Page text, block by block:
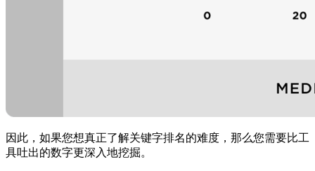
因此，如果您想真正了解关键字排名的难度，那么您需要比工
具吐出的数字更深入地挖掘。